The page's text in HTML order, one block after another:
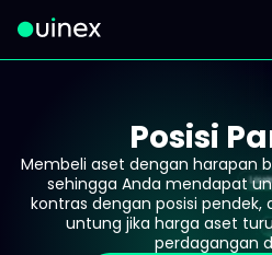
Ini adalah logo dan jika diklik
Posisi
Membeli aset dengan harapan
sehingga Anda mendapat
kontras dengan posisi
untung jika harga aset
perdagangan